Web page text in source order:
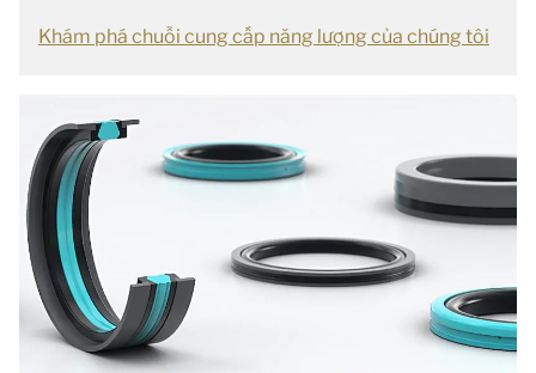
Khám phá chuỗi cung cấp năng lượng của chúng tôi